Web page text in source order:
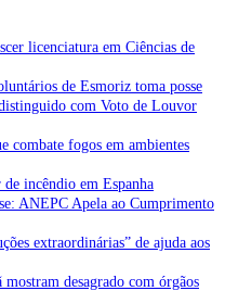
licenciatura em Ciências de
de Esmoriz toma posse
com Voto de Louvor
combate fogos em ambientes
incêndio em Espanha
ANEPC Apela ao Cumprimento
extraordinárias” de ajuda aos
desagrado com órgãos